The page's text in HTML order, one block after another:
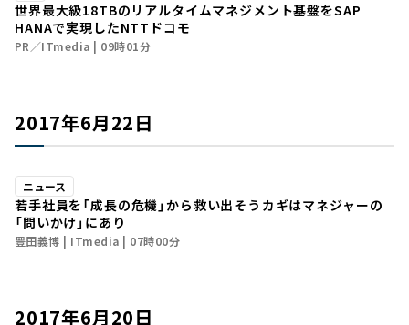
世界最大級18TBのリアルタイムマネジメント基盤をSAP
HANAで実現したNTTドコモ
PR／ITmedia 09時01分
2017年6月22日
ニュース
若手社員を「成長の危機」から救い出そう――カギはマネジャーの
「問いかけ」にあり
豊田義博 ITmedia 07時00分
2017年6月20日